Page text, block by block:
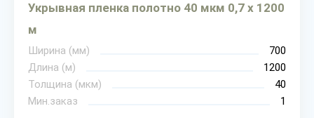
Укрывная пленка полотно 40 мкм 0,7 х 1200
м
Ширина (мм)
700
Длина (м)
1200
Толщина (мкм)
40
Мин.заказ
1